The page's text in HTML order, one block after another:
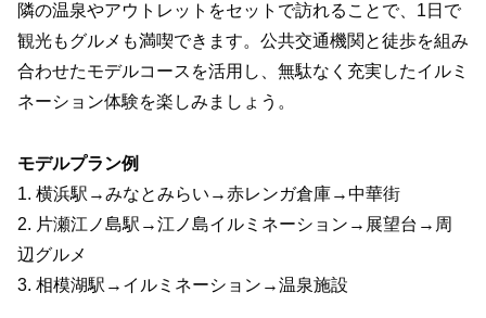
隣の温泉やアウトレットをセットで訪れることで、1日で
観光もグルメも満喫できます。公共交通機関と徒歩を組み
合わせたモデルコースを活用し、無駄なく充実したイルミ
ネーション体験を楽しみましょう。
モデルプラン例
1. 横浜駅→みなとみらい→赤レンガ倉庫→中華街
2. 片瀬江ノ島駅→江ノ島イルミネーション→展望台→周
辺グルメ
3. 相模湖駅→イルミネーション→温泉施設